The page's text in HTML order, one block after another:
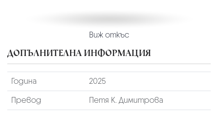
Виж откъс
ДОПЪЛНИТЕЛНА ИНФОРМАЦИЯ
Година
2025
Превод
Петя К. Димитрова